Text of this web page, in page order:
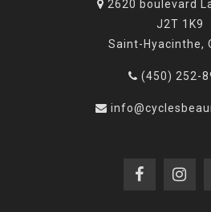
2620 boulevard
J2T 1K9
Saint-Hyacinthe,
(450) 252-